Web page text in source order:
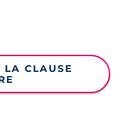
LA CLAUSE